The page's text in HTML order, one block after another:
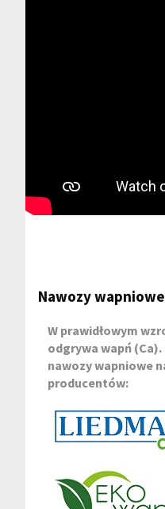
Nawozy wapniowe
W prawidłowym
odgrywa wapń
nawozy wapniowe
producentów: